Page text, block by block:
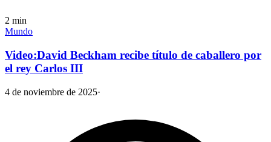
2 min
Mundo
Video:David Beckham recibe título de caballero por
el rey Carlos III
4 de noviembre de 2025·